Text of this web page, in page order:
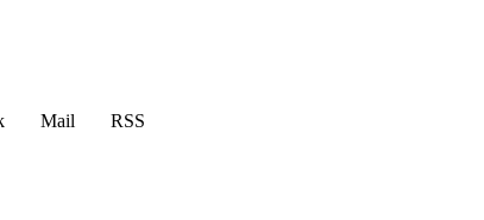
Mail
RSS